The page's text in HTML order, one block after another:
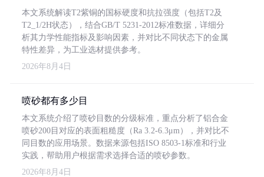
本文系统解读T2紫铜的国标硬度和抗拉强度（包括T2及
T2_1/2H状态），结合GB/T 5231-2012标准数据，详细分
析其力学性能指标及影响因素，并对比不同状态下的金属
特性差异，为工业选材提供参考。
2026年8月4日
喷砂都有多少目
本文系统介绍了喷砂目数的分级标准，重点分析了铝合金
喷砂200目对应的表面粗糙度（Ra 3.2-6.3μm），并对比不
同目数的应用场景。数据来源包括ISO 8503-1标准和行业
实践，帮助用户根据需求选择合适的喷砂参数。
2026年8月4日